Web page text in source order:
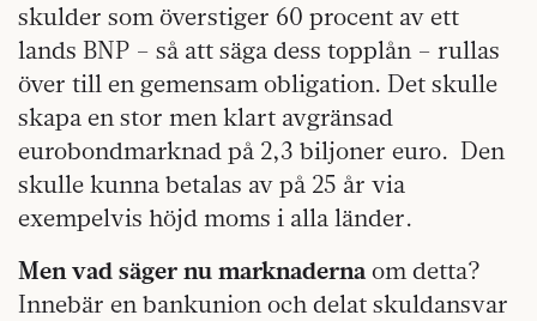
skulder som överstiger 60 procent av ett
lands BNP – så att säga dess topplån – rullas
över till en gemensam obligation. Det skulle
skapa en stor men klart avgränsad
eurobondmarknad på 2,3 biljoner euro. Den
skulle kunna betalas av på 25 år via
exempelvis höjd moms i alla länder.
Men vad säger nu marknaderna om detta?
Innebär en bankunion och delat skuldansvar